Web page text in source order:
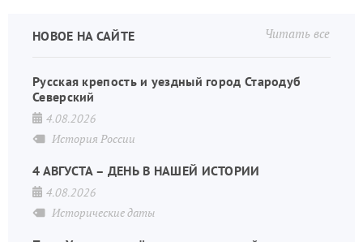
Читать все
НОВОЕ НА САЙТЕ
Русская крепость и уездный город Стародуб
Северский
4.08.2026
История России
4 АВГУСТА – ДЕНЬ В НАШЕЙ ИСТОРИИ
4.08.2026
Исторические даты